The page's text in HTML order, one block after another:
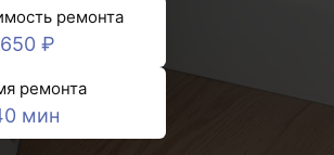
ремонта
₽
ремонта
мин